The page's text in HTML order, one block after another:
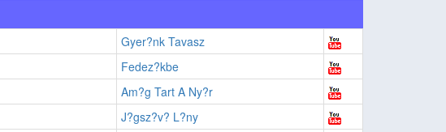
Gyer?nk Tavasz
Fedez?kbe
Am?g Tart A Ny?r
J?gsz?v? L?ny